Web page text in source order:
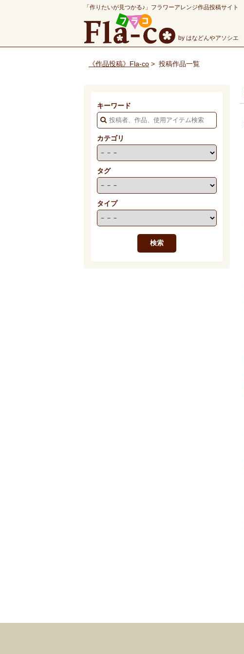
「作りたいが見つかる♪」フラワーアレンジ作品投稿サイト
by はなどんやアソシエ
《作品投稿》Fla-co > 投稿作品一覧
キーワード
カテゴリ
タグ
タイプ